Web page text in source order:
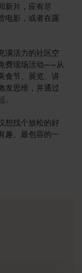
新片，应有尽
电影，或者在露
满活力的社区空
费现场活动——从
食节、展览、讲
发思维，并通过
想找个放松的好
趣、最包容的一
利亚州各地的冒险